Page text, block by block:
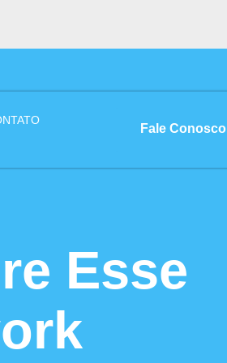
Fale Conosco
Esse